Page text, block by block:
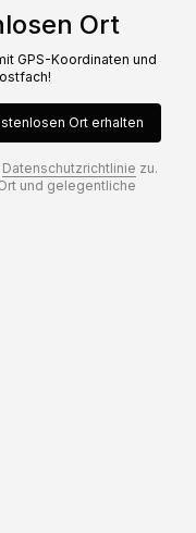
Ort
GPS-Koordinaten und
Ort erhalten
Datenschutzrichtlinie zu.
und gelegentliche